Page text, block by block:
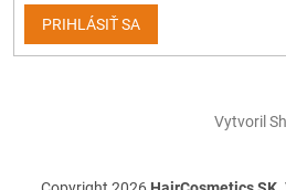
PRIHLÁSIŤ SA
Vytvoril